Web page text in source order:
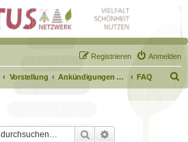
Anmelden
Registrieren
Vorstellung Ankündigungen & Fragen zum Forum FAQ
u
Suche